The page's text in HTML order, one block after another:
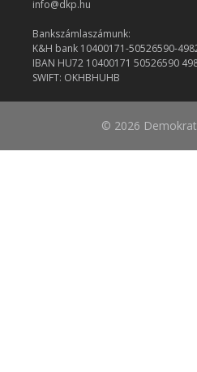
info@dkp.hu
Bankszámlaszámunk:
K&H bank 10400171-50526590-
IBAN HU72 10400171 50526590
SWIFT: OKHBHUHB
© 2026